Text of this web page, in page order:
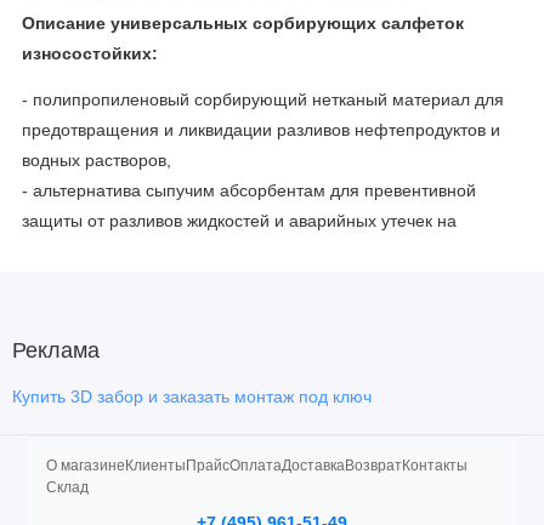
Описание универсальных сорбирующих салфеток
износостойких:
- полипропиленовый сорбирующий нетканый материал для
предотвращения и ликвидации разливов нефтепродуктов и
водных растворов,
- альтернатива сыпучим абсорбентам для превентивной
защиты от разливов жидкостей и аварийных утечек на
- используются как обтирочный материал для удаления
морских судов, на складах ГСМ, на АЗС и т.д,
Особенностью данного вида сорбирующих салфеток
является их
Реклама
Купить 3D забор и заказать монтаж под ключ
О магазинеКлиентыПрайсОплатаДоставкаВозвратКонтакты
Склад